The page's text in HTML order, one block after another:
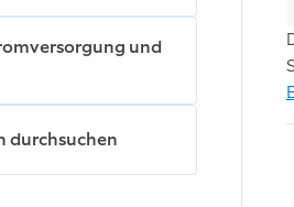
und
durchsuchen